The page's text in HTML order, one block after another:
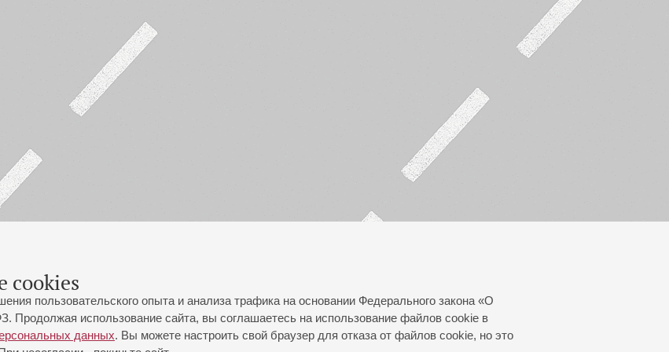
cookies
пользовательского опыта и анализа трафика на основании Федерального закона «О
Продолжая использование сайта, вы соглашаетесь на использование файлов cookie в
данных. Вы можете настроить свой браузер для отказа от файлов cookie, но это